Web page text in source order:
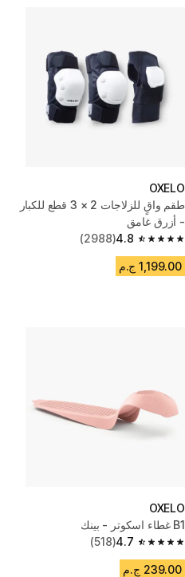
OXELO
طقم واقٍ للزلاجات 2 × 3 قطع للكبار
- أزرق غامق
4.8
4.8 out of 5 stars from 2988 reviews
(2988)
1,199.00 ج.م
OXELO
B1 غطاء اسكوتر - بينك
4.7
4.7 out of 5 stars from 518 reviews
(518)
239.00 ج.م